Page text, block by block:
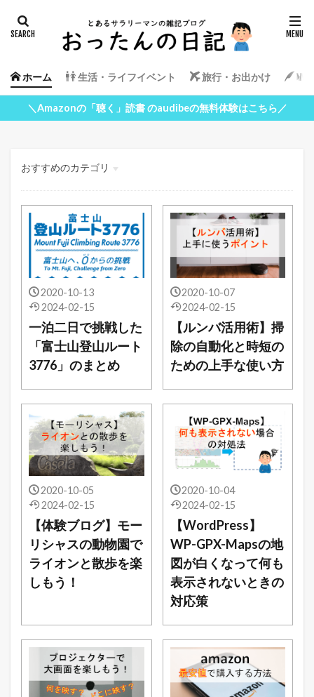
ホーム 生活・ライフイベント 旅行・お出かけ
＼Amazonの「聴く」読書 のaudibeの無料体験はこちら／
おすすめのカテゴリ
生活・ライフイベント
旅行・お出かけ
WordPress
2020-10-13
2024-02-15
一泊二日で挑戦した
「富士山登山ルート
3776」のまとめ
2020-10-07
2024-02-15
【ルンバ活用術】掃
除の自動化と時短の
ための上手な使い方
2020-10-05
2024-02-15
【体験ブログ】モー
リシャスの動物園で
ライオンと散歩を楽
しもう！
2020-10-04
2024-02-15
【WordPress】
WP-GPX-Mapsの地
図が白くなって何も
表示されないときの
対応策